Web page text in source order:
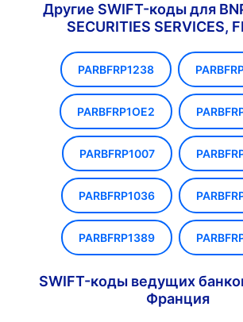
Другие SWIFT-коды для
SECURITIES SERVICES,
PARBFRP1238
PARBFRP1OE2
PARBFRP1007
PARBFRP1036
PARBFRP1389
SWIFT-коды ведущих
Франция